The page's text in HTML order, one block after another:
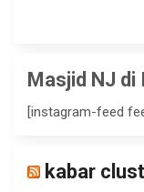
Masjid NJ
[instagram-feed
kabar